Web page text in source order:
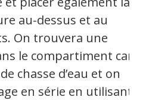
au-dessus et au
On trouvera une
le compartiment car
chasse d’eau et on
en série en utilisant